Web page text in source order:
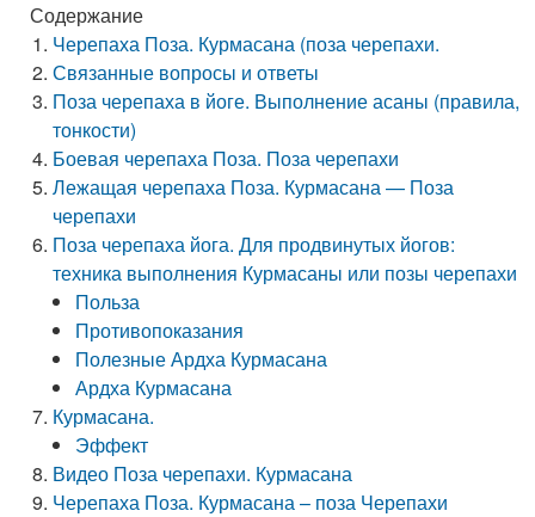
Содержание
Черепаха Поза. Курмасана (поза черепахи.
Связанные вопросы и ответы
Поза черепаха в йоге. Выполнение асаны (правила,
тонкости)
Боевая черепаха Поза. Поза черепахи
Лежащая черепаха Поза. Курмасана — Поза
черепахи
Поза черепаха йога. Для продвинутых йогов:
техника выполнения Курмасаны или позы черепахи
Польза
Противопоказания
Полезные Ардха Курмасана
Ардха Курмасана
Курмасана.
Эффект
Видео Поза черепахи. Курмасана
Черепаха Поза. Курмасана – поза Черепахи